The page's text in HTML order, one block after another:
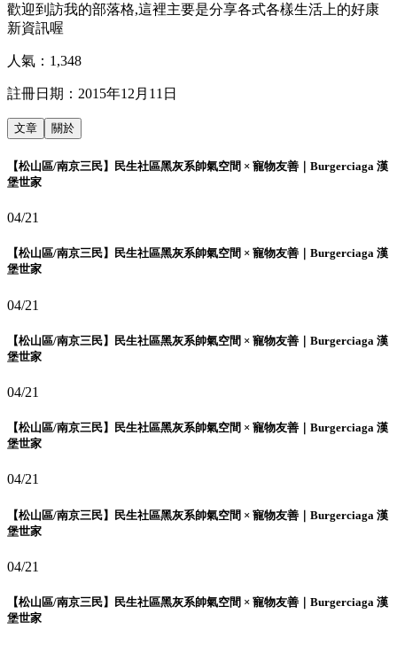
歡迎到訪我的部落格,這裡主要是分享各式各樣生活上的好康
新資訊喔
人氣： 1,348
註冊日期： 2015年12月11日
文章 關於
【松山區/南京三民】民生社區黑灰系帥氣空間 × 寵物友善｜Burgerciaga 漢
堡世家
04/21
【松山區/南京三民】民生社區黑灰系帥氣空間 × 寵物友善｜Burgerciaga 漢
堡世家
04/21
【松山區/南京三民】民生社區黑灰系帥氣空間 × 寵物友善｜Burgerciaga 漢
堡世家
04/21
【松山區/南京三民】民生社區黑灰系帥氣空間 × 寵物友善｜Burgerciaga 漢
堡世家
04/21
【松山區/南京三民】民生社區黑灰系帥氣空間 × 寵物友善｜Burgerciaga 漢
堡世家
04/21
【松山區/南京三民】民生社區黑灰系帥氣空間 × 寵物友善｜Burgerciaga 漢
堡世家